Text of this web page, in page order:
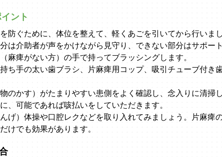
ント
防ぐために、体位を整えて、軽くあごを引いてから行いまし
は介助者が声をかけながら見守り、できない部分はサポー
麻痺がない方）の手で持ってブラッシングします。
ち手の太い歯ブラシ、片麻痺用コップ、吸引チューブ付き
のかす）がたまりやすい患側をよく確認し、念入りに清掃
、可能であれば咳払いをしていただきます。
んげ）体操や口腔レクなどを取り入れてみましょう。片麻痺
けでも効果があります。